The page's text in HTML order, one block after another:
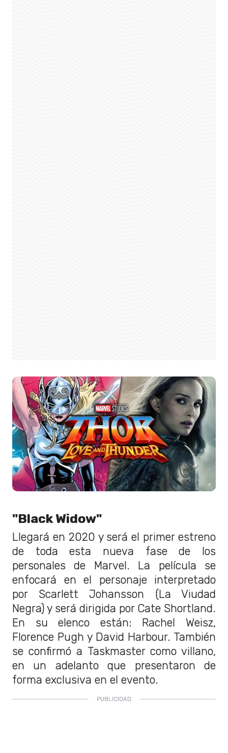
"Black Widow"
Llegará en 2020 y será el primer estreno
de toda esta nueva fase de los
personales de Marvel. La película se
enfocará en el personaje interpretado
por Scarlett Johansson (La Viudad
Negra) y será dirigida por Cate Shortland.
En su elenco están: Rachel Weisz,
Florence Pugh y David Harbour. También
se confirmó a Taskmaster como villano,
en un adelanto que presentaron de
forma exclusiva en el evento.